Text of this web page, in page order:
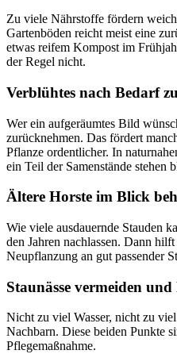
Zu viele Nährstoffe fördern
Gartenböden reicht meist eine
etwas reifem Kompost im
der Regel nicht.
Verblühtes nach Bedarf
Wer ein aufgeräumtes Bild
zurücknehmen. Das fördert
Pflanze ordentlicher. In
ein Teil der Samenstände stehen
Ältere Horste im Blick
Wie viele ausdauernde Stauden
den Jahren nachlassen. Dann
Neupflanzung an gut passender
Staunässe vermeiden
Nicht zu viel Wasser, nicht zu
Nachbarn. Diese beiden Punkte
Pflegemaßnahme.